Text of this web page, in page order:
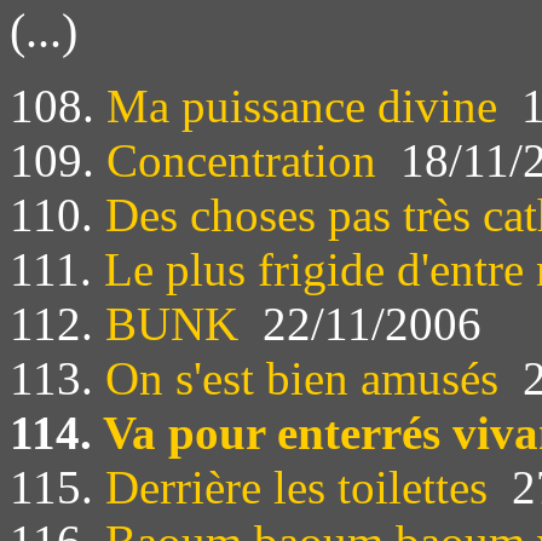
(...)
108. Ma puissance divine
109. Concentration 18/11/
110. Des choses pas très
111. Le plus frigide d'entre
112. BUNK 22/11/2006
113. On s'est bien amusés
114. Va pour enterrés
115. Derrière les toilettes